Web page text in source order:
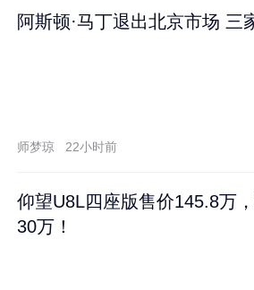
阿斯顿·马丁退出北京市场 三
师梦琼 22小时前
仰望U8L四座版售价145.8万
30万！